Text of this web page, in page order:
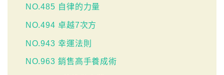
NO.485 自律的力量
NO.494 卓越7次方
NO.943 幸運法則
NO.963 銷售高手養成術